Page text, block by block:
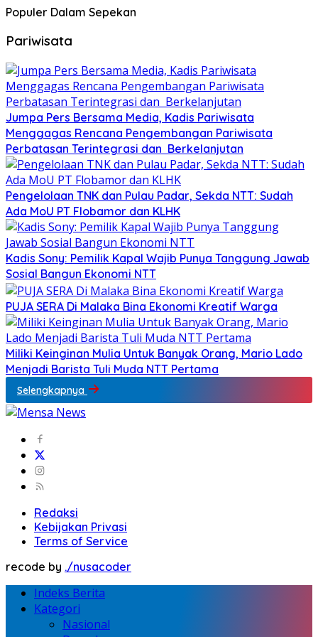
Populer Dalam Sepekan
Pariwisata
Jumpa Pers Bersama Media, Kadis Pariwisata
Menggagas Rencana Pengembangan Pariwisata
Perbatasan Terintegrasi dan Berkelanjutan
Pengelolaan TNK dan Pulau Padar, Sekda NTT: Sudah
Ada MoU PT Flobamor dan KLHK
Kadis Sony: Pemilik Kapal Wajib Punya Tanggung Jawab
Sosial Bangun Ekonomi NTT
PUJA SERA Di Malaka Bina Ekonomi Kreatif Warga
Miliki Keinginan Mulia Untuk Banyak Orang, Mario Lado
Menjadi Barista Tuli Muda NTT Pertama
Selengkapnya
Redaksi
Kebijakan Privasi
Terms of Service
recode by ./nusacoder
Indeks Berita
Kategori
Nasional